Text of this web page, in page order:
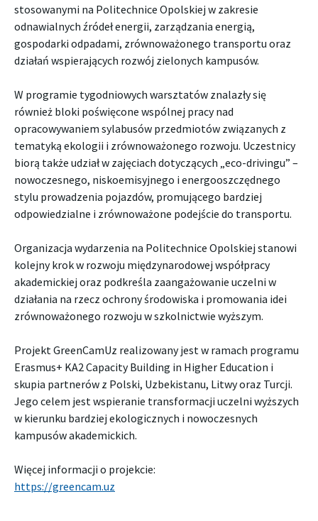
stosowanymi na Politechnice Opolskiej w zakresie
odnawialnych źródeł energii, zarządzania energią,
gospodarki odpadami, zrównoważonego transportu oraz
działań wspierających rozwój zielonych kampusów.
W programie tygodniowych warsztatów znalazły się
również bloki poświęcone wspólnej pracy nad
opracowywaniem sylabusów przedmiotów związanych z
tematyką ekologii i zrównoważonego rozwoju. Uczestnicy
biorą także udział w zajęciach dotyczących „eco-drivingu” –
nowoczesnego, niskoemisyjnego i energooszczędnego
stylu prowadzenia pojazdów, promującego bardziej
odpowiedzialne i zrównoważone podejście do transportu.
Organizacja wydarzenia na Politechnice Opolskiej stanowi
kolejny krok w rozwoju międzynarodowej współpracy
akademickiej oraz podkreśla zaangażowanie uczelni w
działania na rzecz ochrony środowiska i promowania idei
zrównoważonego rozwoju w szkolnictwie wyższym.
Projekt GreenCamUz realizowany jest w ramach programu
Erasmus+ KA2 Capacity Building in Higher Education i
skupia partnerów z Polski, Uzbekistanu, Litwy oraz Turcji.
Jego celem jest wspieranie transformacji uczelni wyższych
w kierunku bardziej ekologicznych i nowoczesnych
kampusów akademickich.
Więcej informacji o projekcie:
https://greencam.uz